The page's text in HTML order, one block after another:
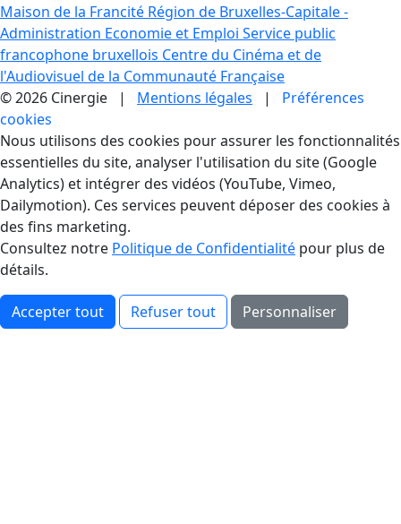
Maison de la Francité Région de Bruxelles-Capitale -
Administration Economie et Emploi Service public
francophone bruxellois Centre du Cinéma et de
l'Audiovisuel de la Communauté Française
© 2026 Cinergie | Mentions légales | Préférences
cookies
Gestion des Cookies
Nous utilisons des cookies pour assurer les fonctionnalités
essentielles du site, analyser l'utilisation du site (Google
Analytics) et intégrer des vidéos (YouTube, Vimeo,
Dailymotion). Ces services peuvent déposer des cookies à
des fins marketing.
Consultez notre Politique de Confidentialité pour plus de
détails.
Accepter tout Refuser tout Personnaliser